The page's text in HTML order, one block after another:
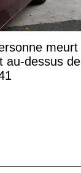
meurt
au-dessus de